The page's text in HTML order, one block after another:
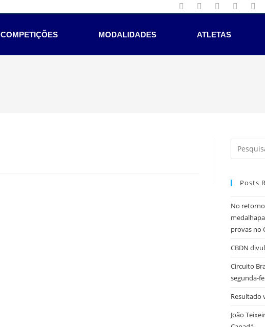
COMPETIÇÕES MODALIDADES ATLETAS
Posts
No
provas no
CBDN
Circuito
segunda-
Resultado
João